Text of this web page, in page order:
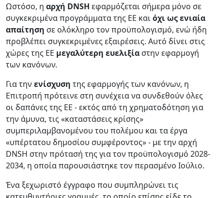
Ωστόσο, η αρχή DNSH εφαρμόζεται σήμερα μόνο σε
συγκεκριμένα προγράμματα της ΕΕ καιόχι ως ενιαία
απαίτηση σε ολόκληρο τον προϋπολογισμό, ενώ ήδη
προβλέπει συγκεκριμένες εξαιρέσεις. Αυτό δίνει στις
χώρες της ΕΕ μεγαλύτερη ευελιξία στην εφαρμογή
των κανόνων.
Για την ενίσχυση της εφαρμογής των κανόνων, η
Επιτροπή πρότεινε στη συνέχεια να συνδεθούν όλες
οι δαπάνες της ΕΕ - εκτός από τη χρηματοδότηση για
την άμυνα, τις «καταστάσεις κρίσης»
συμπεριλαμβανομένου του πολέμου και τα έργα
«υπέρτατου δημοσίου συμφέροντος» - με την αρχή
DNSH στην πρότασή της για τον προϋπολογισμό 2028-
2034, η οποία παρουσιάστηκε τον περασμένο Ιούλιο.
Ένα ξεχωριστό έγγραφο που συμπληρώνει τις